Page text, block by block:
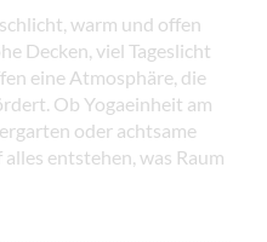
warm und offen
Decken, viel Tageslicht
eine Atmosphäre, die
Ob Yogaeinheit am
oder achtsame
entstehen, was Raum